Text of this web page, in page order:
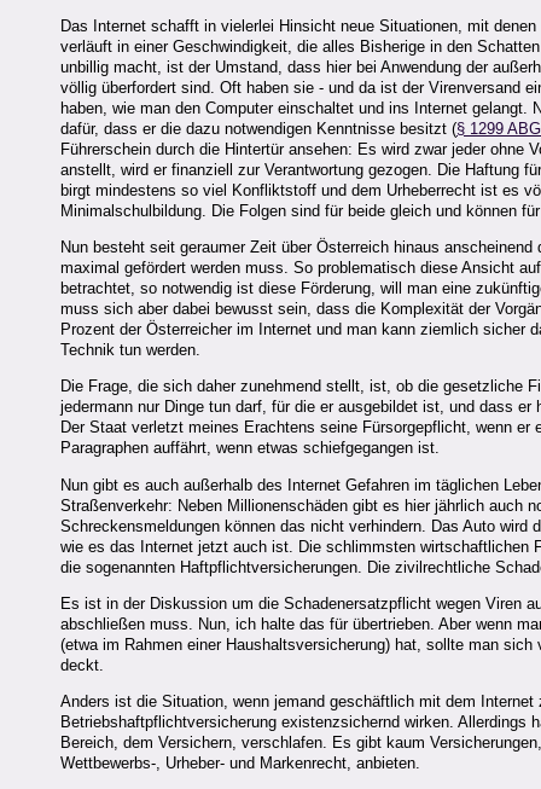
Das Internet schafft in vielerlei Hinsicht neue Situationen, mit
verläuft in einer Geschwindigkeit, die alles Bisherige in den
unbillig macht, ist der Umstand, dass hier bei Anwendung der
völlig überfordert sind. Oft haben sie - und da ist der Virenversand
haben, wie man den Computer einschaltet und ins Internet
dafür, dass er die dazu notwendigen Kenntnisse besitzt (§ 1299
Führerschein durch die Hintertür ansehen: Es wird zwar jeder ohne
anstellt, wird er finanziell zur Verantwortung gezogen. Die Haftung
birgt mindestens so viel Konfliktstoff und dem Urheberrecht ist es
Minimalschulbildung. Die Folgen sind für beide gleich und können
Nun besteht seit geraumer Zeit über Österreich hinaus
maximal gefördert werden muss. So problematisch diese Ansicht
betrachtet, so notwendig ist diese Förderung, will man eine
muss sich aber dabei bewusst sein, dass die Komplexität der
Prozent der Österreicher im Internet und man kann ziemlich sicher
Technik tun werden.
Die Frage, die sich daher zunehmend stellt, ist, ob die gesetzliche
jedermann nur Dinge tun darf, für die er ausgebildet ist, und dass
Der Staat verletzt meines Erachtens seine Fürsorgepflicht, wenn
Paragraphen auffährt, wenn etwas schiefgegangen ist.
Nun gibt es auch außerhalb des Internet Gefahren im täglichen
Straßenverkehr: Neben Millionenschäden gibt es hier jährlich auch
Schreckensmeldungen können das nicht verhindern. Das Auto
wie es das Internet jetzt auch ist. Die schlimmsten wirtschaftlichen
die sogenannten Haftpflichtversicherungen. Die zivilrechtliche
Es ist in der Diskussion um die Schadenersatzpflicht wegen Viren
abschließen muss. Nun, ich halte das für übertrieben. Aber wenn
(etwa im Rahmen einer Haushaltsversicherung) hat, sollte man
deckt.
Anders ist die Situation, wenn jemand geschäftlich mit dem
Betriebshaftpflichtversicherung existenzsichernd wirken.
Bereich, dem Versichern, verschlafen. Es gibt kaum
Wettbewerbs-, Urheber- und Markenrecht, anbieten.